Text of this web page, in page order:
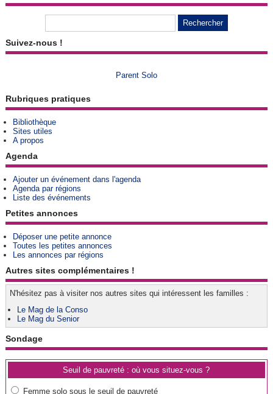
Suivez-nous !
Parent Solo
Rubriques pratiques
Bibliothèque
Sites utiles
A propos
Agenda
Ajouter un événement dans l'agenda
Agenda par régions
Liste des événements
Petites annonces
Déposer une petite annonce
Toutes les petites annonces
Les annonces par régions
Autres sites complémentaires !
N'hésitez pas à visiter nos autres sites qui intéressent les familles :
Le Mag de la Conso
Le Mag du Senior
Sondage
Seuil de pauvreté : où vous situez-vous ?
Femme solo sous le seuil de pauvreté